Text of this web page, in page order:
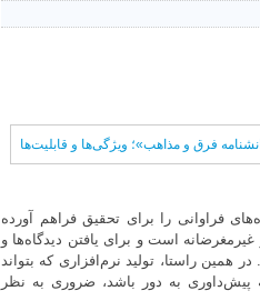
فراوانی را برای تحقیق فراهم آورده
است و برای یافتن دیدگاه‌ها و
راستا، تولید نرم‌افزاری که بتواند
پیش‌داوری به دور باشد، ضروری به نظر